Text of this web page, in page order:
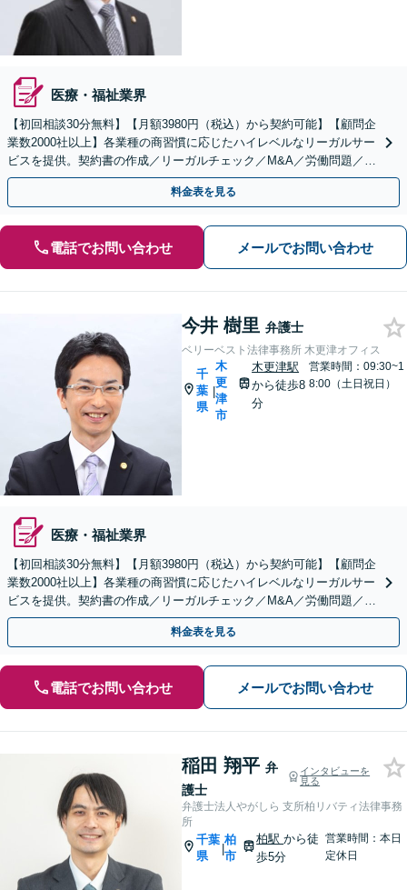
医療・福祉業界
【初回相談30分無料】【月額3980円（税込）から契約可能】【顧問企
業数2000社以上】各業種の商習慣に応じたハイレベルなリーガルサー
ビスを提供。契約書の作成／リーガルチェック／M&A／労働問題／知
的財産等、お任せください【他士業連携可能】
料金表を見る
電話でお問い合わせ メールでお問い合わせ
今井 樹里 弁護士
ベリーベスト法律事務所 木更津オフィス
千
葉
県
|
木
更
津
市
木更津駅
から徒歩8
分
営業時間：09:30~1
8:00（土日祝日）
医療・福祉業界
【初回相談30分無料】【月額3980円（税込）から契約可能】【顧問企
業数2000社以上】各業種の商習慣に応じたハイレベルなリーガルサー
ビスを提供。契約書の作成／リーガルチェック／M&A／労働問題／知
的財産等、お任せください【他士業連携可能】
料金表を見る
電話でお問い合わせ メールでお問い合わせ
稲田 翔平 弁
護士
インタビューを
見る
弁護士法人やがしら 支所柏リバティ法律事務
所
千葉
県
|
柏
市
柏駅から徒
歩5分
営業時間：本日
定休日